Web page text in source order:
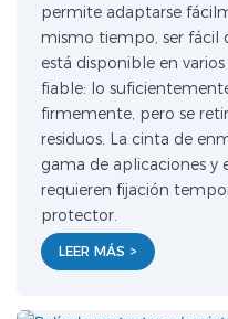
permite adaptarse
mismo tiempo, ser fácil
está disponible en
fiable: lo
firmemente, pero se
residuos. La cinta de
gama de aplicaciones y
requieren fijación
protector.
LEER MÁS >